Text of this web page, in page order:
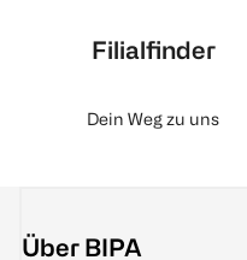
Filialfinder
Dein Weg zu uns
Über BIPA